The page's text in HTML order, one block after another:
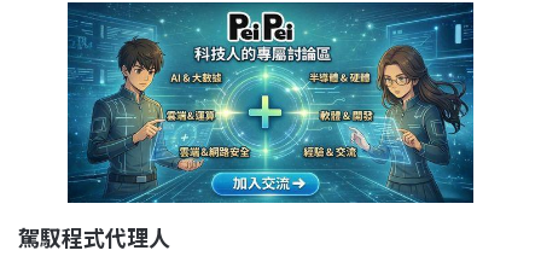
駕馭程式代理人